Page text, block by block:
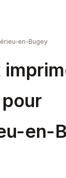
en-Bugey
en-